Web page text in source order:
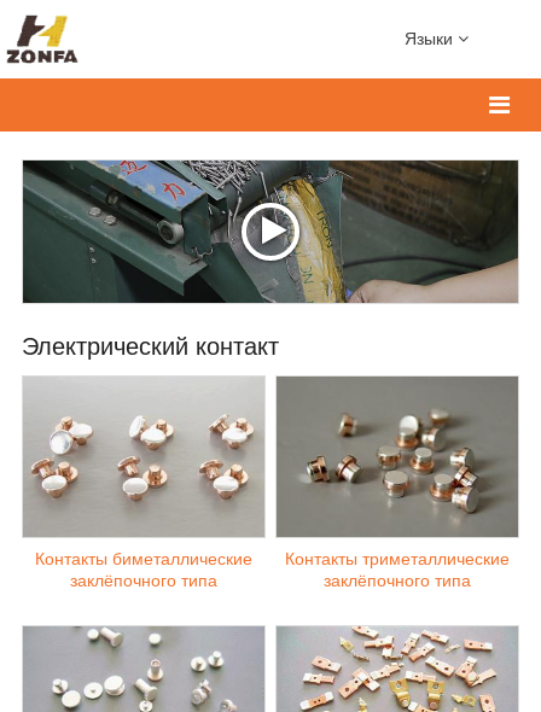
Языки
Электрический контакт
Контакты биметаллические
заклёпочного типа
Контакты триметаллические
заклёпочного типа